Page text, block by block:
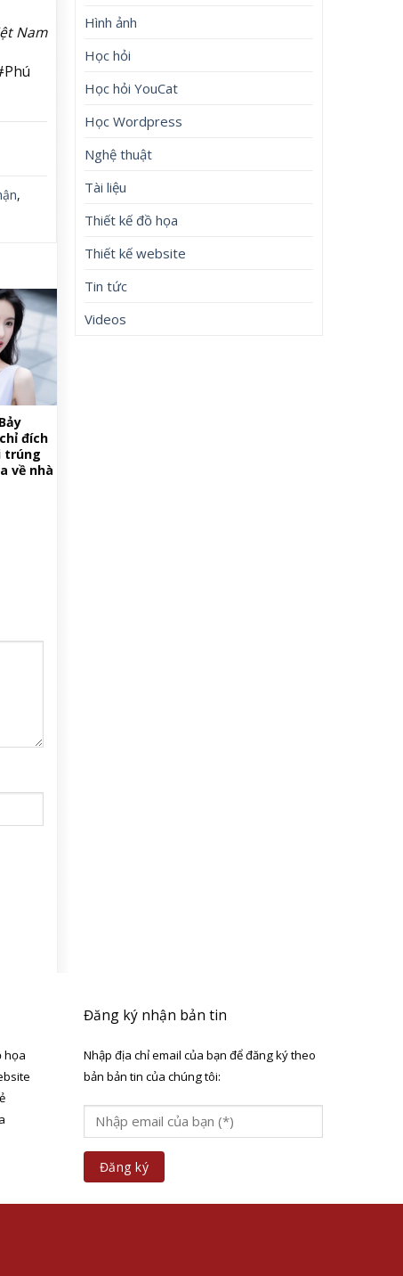
Nam
,
đích
trúng
về nhà
Hình ảnh
Học hỏi
Học hỏi YouCat
Học Wordpress
Nghệ thuật
Tài liệu
Thiết kế đồ họa
Thiết kế website
Tin tức
Videos
họa
Đăng ký nhận bản tin
Nhập địa chỉ email của bạn để đăng ký theo
bản bản tin của chúng tôi: